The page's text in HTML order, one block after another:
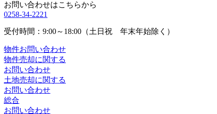
お問い合わせはこちらから
0258-34-2221
受付時間：9:00～18:00（土日祝 年末年始除く）
物件お問い合わせ
物件売却に関する
お問い合わせ
土地売却に関する
お問い合わせ
総合
お問い合わせ